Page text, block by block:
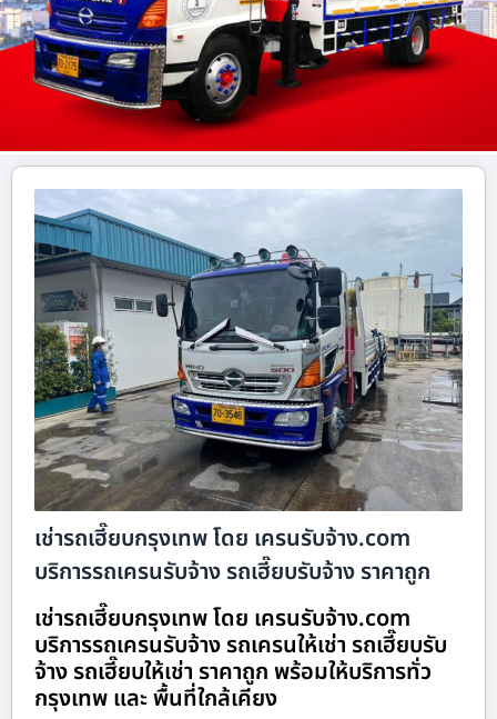
เช่ารถเฮี๊ยบกรุงเทพ โดย เครนรับจ้าง.com
บริการรถเครนรับจ้าง รถเฮี๊ยบรับจ้าง ราคาถูก
เช่ารถเฮี๊ยบกรุงเทพ โดย เครนรับจ้าง.com
บริการรถเครนรับจ้าง รถเครนให้เช่า รถเฮี๊ยบรับ
จ้าง รถเฮี๊ยบให้เช่า ราคาถูก พร้อมให้บริการทั่ว
กรุงเทพ และ พื้นที่ใกล้เคียง